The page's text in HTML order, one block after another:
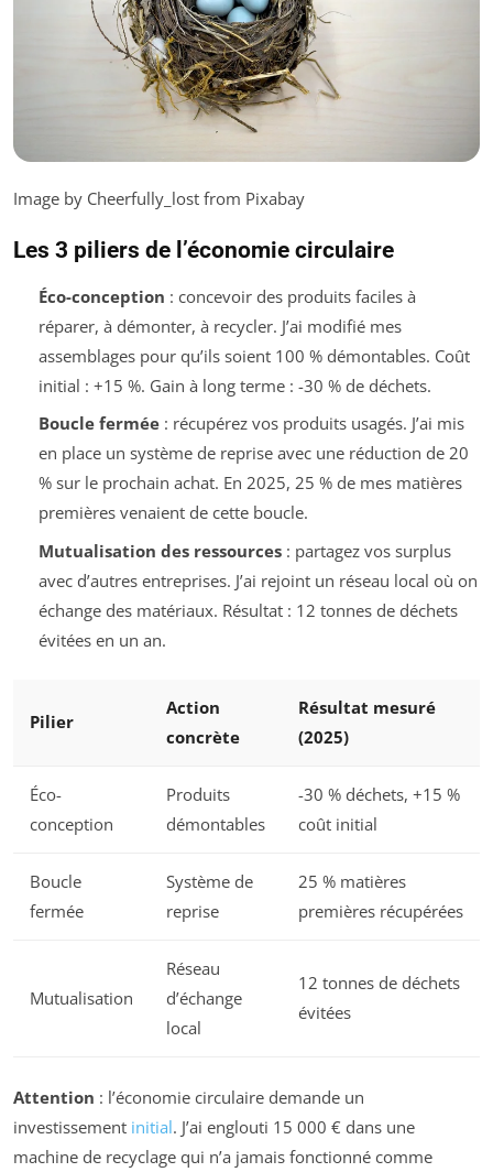
Image by Cheerfully_lost from Pixabay
Les 3 piliers de l’économie circulaire
Éco-conception : concevoir des produits faciles à
réparer, à démonter, à recycler. J’ai modifié mes
assemblages pour qu’ils soient 100 % démontables. Coût
initial : +15 %. Gain à long terme : -30 % de déchets.
Boucle fermée: récupérez vos produits usagés. J’ai mis
en place un système de reprise avec une réduction de 20
% sur le prochain achat. En 2025, 25 % de mes matières
premières venaient de cette boucle.
Mutualisation des ressources: partagez vos surplus
avec d’autres entreprises. J’ai rejoint un réseau local où on
échange des matériaux. Résultat : 12 tonnes de déchets
évitées en un an.
Pilier
Action
concrète
Résultat mesuré
(2025)
Éco-
conception
Produits
démontables
-30 % déchets, +15 %
coût initial
Boucle
fermée
Système de
reprise
25 % matières
premières récupérées
Mutualisation
Réseau
d’échange
local
12 tonnes de déchets
évitées
Attention : l’économie circulaire demande un
investissement initial. J’ai englouti 15 000 € dans une
machine de recyclage qui n’a jamais fonctionné comme